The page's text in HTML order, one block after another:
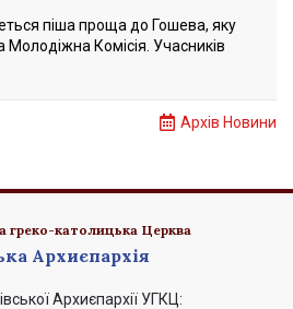
піша проща до Гошева, яку
Молодіжна Комісія. Учасників
Архів Новини
греко-католицька Церква
Архиєпархія
Архиєпархії УГКЦ: